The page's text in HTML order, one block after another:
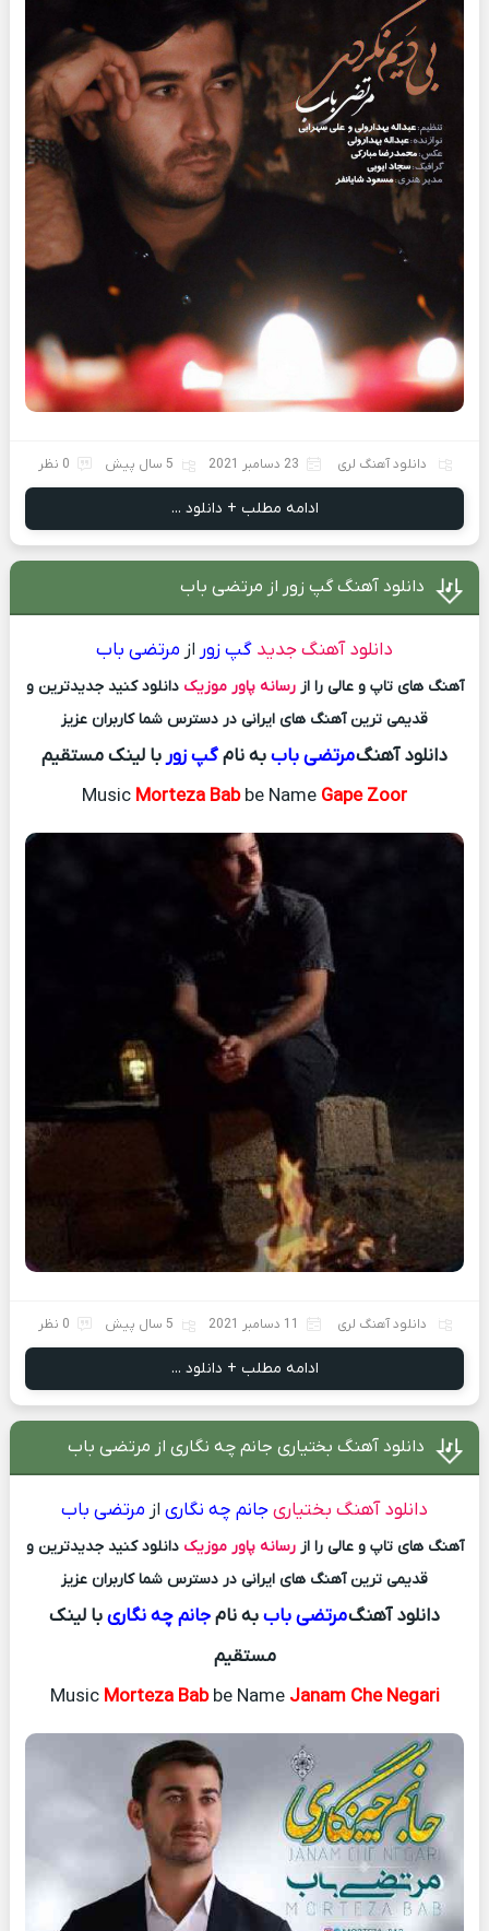
دانلود آهنگ لری 23 دسامبر 2021 5 سال پیش 0 نظر
ادامه مطلب + دانلود ...
دانلود آهنگ گپ زور از مرتضی باب
دانلود آهنگ جدید گپ زور از مرتضی باب
آهنگ های تاپ و عالی را ازرسانه پاور موزیک دانلود کنید جدیدترین و
قدیمی ترین آهنگ های ایرانی در دسترس شما کاربران عزیز
دانلود آهنگمرتضی باببه نامگپ زوربا لینک مستقیم
Music Morteza Babbe Name Gape Zoor
دانلود آهنگ لری 11 دسامبر 2021 5 سال پیش 0 نظر
ادامه مطلب + دانلود ...
دانلود آهنگ بختیاری جانم چه نگاری از مرتضی باب
دانلود آهنگ بختیاریجانم چه نگاری از مرتضی باب
آهنگ های تاپ و عالی را ازرسانه پاور موزیک دانلود کنید جدیدترین و
قدیمی ترین آهنگ های ایرانی در دسترس شما کاربران عزیز
دانلود آهنگمرتضی باببه نامجانم چه نگاریبا لینک
مستقیم
MusicMorteza Babbe NameJanam Che Negari